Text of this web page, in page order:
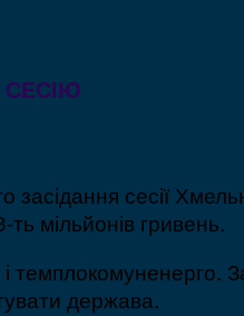
сесії
мільйонів гривень.
держава.